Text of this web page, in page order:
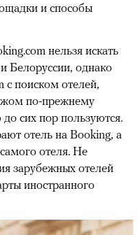
и способы
нельзя искать
Белоруссии, однако
с поиском отелей,
по-прежнему
сих пор пользуются.
отель на Booking, а
отеля. Не
зарубежных отелей
иностранного